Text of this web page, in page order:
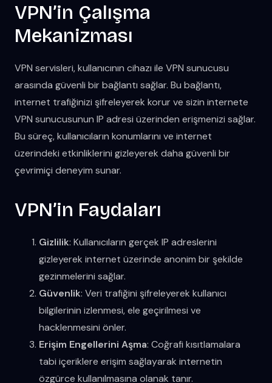
VPN’in Çalışma
Mekanizması
VPN servisleri, kullanıcının cihazı ile VPN sunucusu
arasında güvenli bir bağlantı sağlar. Bu bağlantı,
internet trafiğinizi şifreleyerek korur ve sizin internete
VPN sunucusunun IP adresi üzerinden erişmenizi sağlar.
Bu süreç, kullanıcıların konumlarını ve internet
üzerindeki etkinliklerini gizleyerek daha güvenli bir
çevrimiçi deneyim sunar.
VPN’in Faydaları
Gizlilik: Kullanıcıların gerçek IP adreslerini
gizleyerek internet üzerinde anonim bir şekilde
gezinmelerini sağlar.
Güvenlik: Veri trafiğini şifreleyerek kullanıcı
bilgilerinin izlenmesi, ele geçirilmesi ve
hacklenmesini önler.
Erişim Engellerini Aşma: Coğrafi kısıtlamalara
tabi içeriklere erişim sağlayarak internetin
özgürce kullanılmasına olanak tanır.